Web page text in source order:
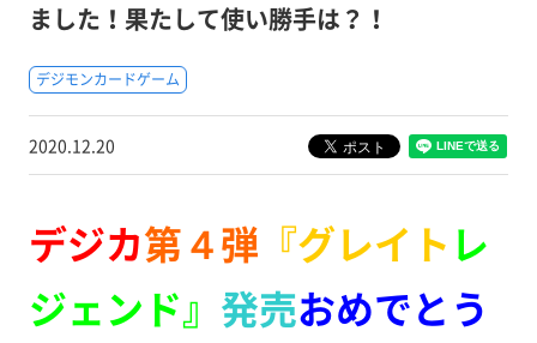
ました！果たして使い勝手は？！
デジモンカードゲーム
2020.12.20
デジカ第４弾 『グレイト レ
ジェンド』 発売おめでとう